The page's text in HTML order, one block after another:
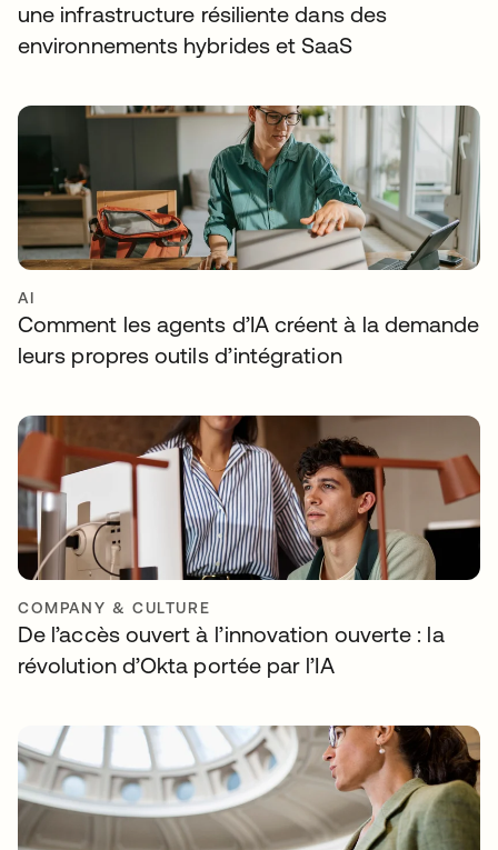
une infrastructure résiliente dans des
environnements hybrides et SaaS
AI
Comment les agents d’IA créent à la demande
leurs propres outils d’intégration
COMPANY & CULTURE
De l’accès ouvert à l’innovation ouverte : la
révolution d’Okta portée par l’IA